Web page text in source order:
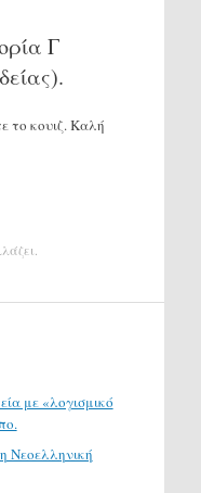
Γ
το κουιζ. Καλή
με «λογισμικό
Νεοελληνική